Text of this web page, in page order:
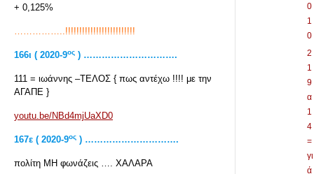
+ 0,125%
……………..!!!!!!!!!!!!!!!!!!!!!!!!!
166ι ( 2020-9ος ) ………………………….
111 = ιωάννης –ΤΕΛΟΣ { πως αντέχω !!!! με την
ΑΓΑΠΕ }
youtu.be/NBd4mjUaXD0
167ε ( 2020-9ος ) ………………………….
πολίτη ΜΗ φωνάζεις …. ΧΑΛΑΡΑ
0
1
0
2
1
9
α
1
4
=
γι
ά